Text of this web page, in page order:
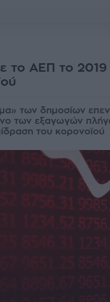
το ΑΕΠ το
των δημοσίων
των εξαγωγών
του κορονοϊού